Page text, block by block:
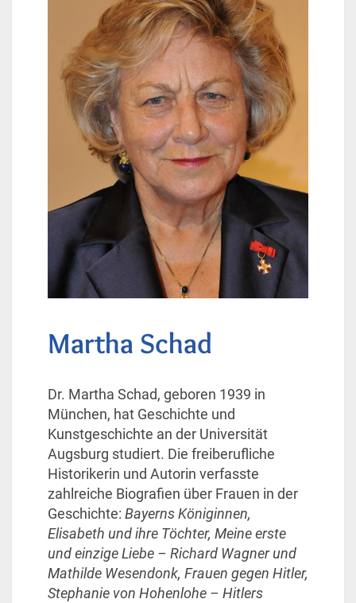
Martha Schad
Dr. Martha Schad, geboren 1939 in
München, hat Geschichte und
Kunstgeschichte an der Universität
Augsburg studiert. Die freiberufliche
Historikerin und Autorin verfasste
zahlreiche Biografien über Frauen in der
Geschichte: Bayerns Königinnen,
Elisabeth und ihre Töchter, Meine erste
und einzige Liebe – Richard Wagner und
Mathilde Wesendonk, Frauen gegen Hitler,
Stephanie von Hohenlohe – Hitlers